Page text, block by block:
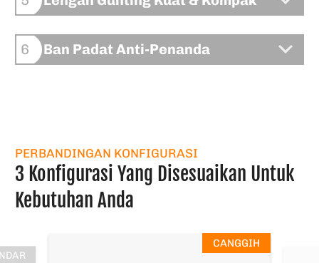
6 Ban Padat Anti-Penanda
PERBANDINGAN KONFIGURASI
3 Konfigurasi Yang Disesuaikan Untuk
Kebutuhan Anda
CANGGIH